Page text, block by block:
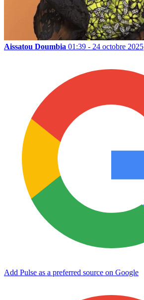
Aissatou Doumbia 01:39 - 24 octobre 2025
Add Pulse as a preferred source on Google